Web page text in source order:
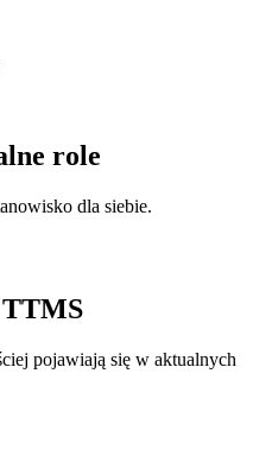
role
dla siebie.
TTMS
pojawiają się w aktualnych